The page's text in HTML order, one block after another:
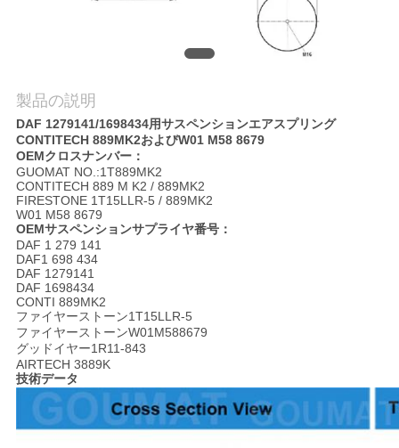
絡
し
な
さ
い
引
用
を
要
求
製品の説明
DAF 1279141/1698434用サスペンションエアスプリング
CONTITECH 889MK2およびW01 M58 8679
OEMクロスナンバー：
GUOMAT NO.:1T889MK2
CONTITECH 889 M K2 / 889MK2
FIRESTONE 1T15LLR-5 / 889MK2
W01 M58 8679
OEMサスペンションサプライヤ番号：
DAF 1 279 141
DAF1 698 434
DAF 1279141
DAF 1698434
CONTI 889MK2
ファイヤーストーン1T15LLR-5
ファイヤーストーンW01M588679
グッドイヤー1R11-843
AIRTECH 3889K
技術データ